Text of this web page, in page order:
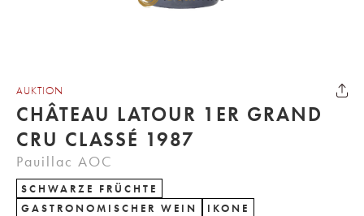
AUKTION
CHÂTEAU LATOUR 1ER GRAND
CRU CLASSÉ 1987
Pauillac AOC
SCHWARZE FRÜCHTE
GASTRONOMISCHER WEIN
IKONE